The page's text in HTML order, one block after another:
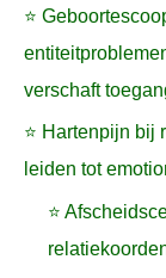
⭐
verschaft
⭐ Hartenpijn bij
leiden tot
⭐